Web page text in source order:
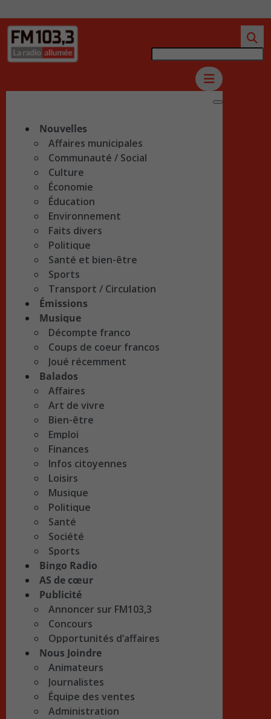
Nouvelles
Affaires municipales
Communauté / Social
Culture
Économie
Éducation
Environnement
Faits divers
Politique
Santé et bien-être
Sports
Transport / Circulation
Émissions
Musique
Décompte franco
Coups de coeur francos
Joué récemment
Balados
Affaires
Art de vivre
Bien-être
Emploi
Finances
Infos citoyennes
Loisirs
Musique
Politique
Santé
Société
Sports
Bingo Radio
AS de cœur
Publicité
Annoncer sur FM103,3
Concours
Opportunités d’affaires
Nous Joindre
Animateurs
Journalistes
Équipe des ventes
Administration